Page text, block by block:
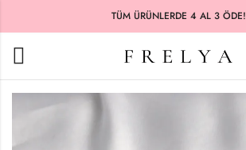
TÜM ÜRÜNLERDE 4 AL 3 ÖDE!